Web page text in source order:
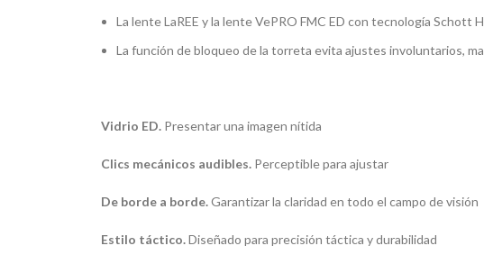
La lente LaREE y la lente VePRO FMC ED con tecnología Schott
La función de bloqueo de la torreta evita ajustes involuntarios,
Vidrio ED. Presentar una imagen nítida
Clics mecánicos audibles. Perceptible para ajustar
De borde a borde.Garantizar la claridad en todo el campo de visión
Estilo táctico.Diseñado para precisión táctica y durabilidad